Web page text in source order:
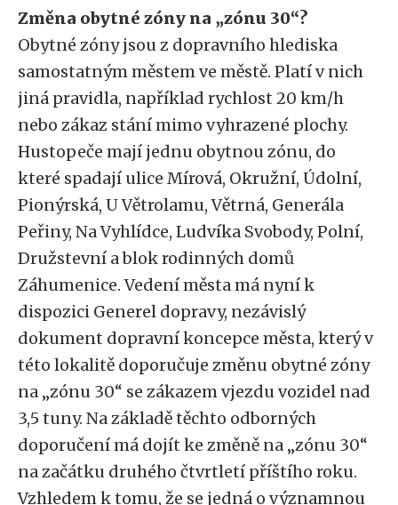
Změna obytné zóny na „zónu 30“?
Obytné zóny jsou z dopravního hlediska
samostatným městem ve městě. Platí v nich
jiná pravidla, například rychlost 20 km/h
nebo zákaz stání mimo vyhrazené plochy.
Hustopeče mají jednu obytnou zónu, do
které spadají ulice Mírová, Okružní, Údolní,
Pionýrská, U Větrolamu, Větrná, Generála
Peřiny, Na Vyhlídce, Ludvíka Svobody, Polní,
Družstevní a blok rodinných domů
Záhumenice. Vedení města má nyní k
dispozici Generel dopravy, nezávislý
dokument dopravní koncepce města, který v
této lokalitě doporučuje změnu obytné zóny
na „zónu 30“ se zákazem vjezdu vozidel nad
3,5 tuny. Na základě těchto odborných
doporučení má dojít ke změně na „zónu 30“
na začátku druhého čtvrtletí příštího roku.
Vzhledem k tomu, že se jedná o významnou